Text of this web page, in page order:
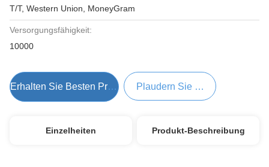
T/T, Western Union, MoneyGram
Versorgungsfähigkeit:
10000
Erhalten Sie Besten Preis Plaudern Sie Jetzt
Einzelheiten Produkt-Beschreibung